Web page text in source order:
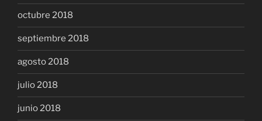
octubre 2018
septiembre 2018
agosto 2018
julio 2018
junio 2018